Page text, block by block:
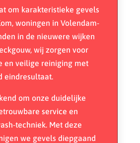
om karakteristieke gevels
woningen in Volendam-
in de nieuwere wijken
wij zorgen voor
en veilige reiniging met
eindresultaat.
om onze duidelijke
bare service en
techniek. Met deze
we gevels diepgaand